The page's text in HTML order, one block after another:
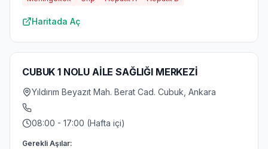
Haritada Aç
CUBUK 1 NOLU AİLE SAĞLIĞI MERKEZİ
Yıldırım Beyazıt Mah. Berat Cad. Cubuk, Ankara
08:00 - 17:00 (Hafta içi)
Gerekli Aşılar: